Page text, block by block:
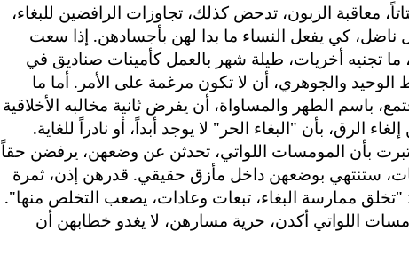
معاقبة الزبون، تدحض كذلك، تجاوزات الرافضين للبغاء،
ناضل، كي يفعل النساء ما بدا لهن بأجسادهن. إذا سعت
ما تجنيه أخريات، طيلة شهر بالعمل كأمينات صناديق في
والجوهري، أن لا تكون مرغمة على الأمر. أما ما
باسم الطهر والمساواة، أن يفرض ثانية مخالبه الأخلاقية
الرق، بأن "البغاء الحر" لا يوجد أبداً، أو نادراً للغاية.
بأن المومسات اللواتي، تحدثن عن وضعهن، يرفضن حقاً
ستنتهي بوضعهن داخل مأزق حقيقي. قدرهن إذن، ثمرة
"تخلق ممارسة البغاء، تبعات وعادات، يصعب التخلص منها".
اللواتي أكدن، حرية مسارهن، لا يغدو خطابهن أن